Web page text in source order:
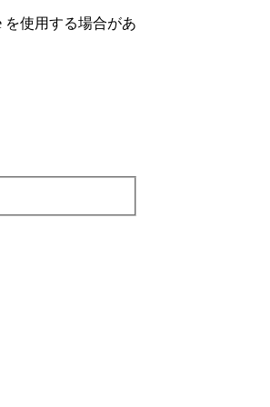
使⽤する場合があ